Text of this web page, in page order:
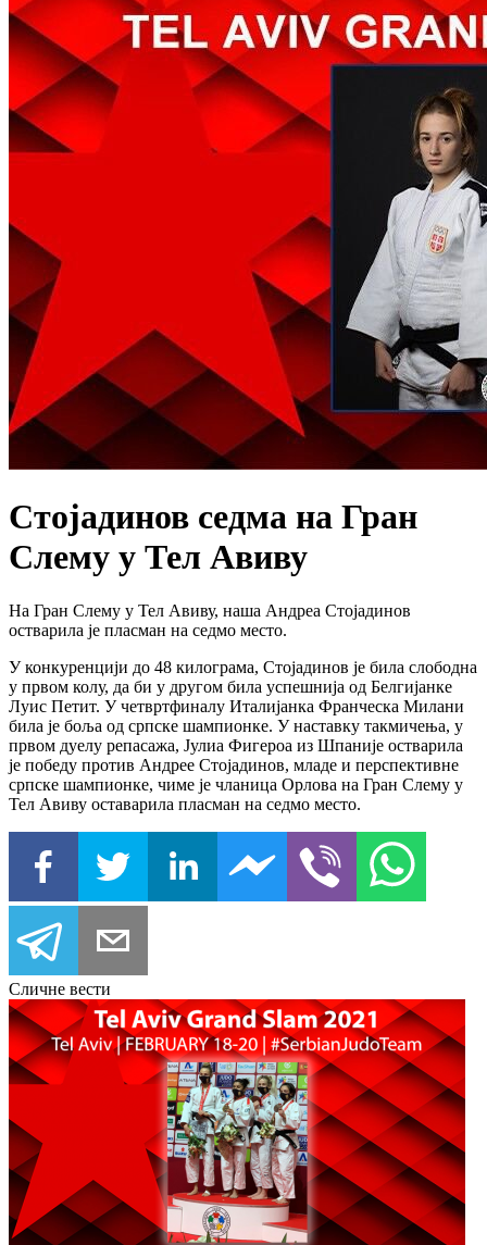
Стојадинов седма на Гран
Слему у Тел Авиву
На Гран Слему у Тел Авиву, наша Андреа Стојадинов
остварила је пласман на седмо место.
У конкуренцији до 48 килограма, Стојадинов је била слободна
у првом колу, да би у другом била успешнија од Белгијанке
Луис Петит. У четвртфиналу Италијанка Франческа Милани
била је боља од српске шампионке. У наставку такмичења, у
првом дуелу репасажа, Јулиа Фигероа из Шпаније остварила
је победу против Андрее Стојадинов, младе и перспективне
српске шампионке, чиме је чланица Орлова на Гран Слему у
Тел Авиву оставарила пласман на седмо место.
Сличне вести